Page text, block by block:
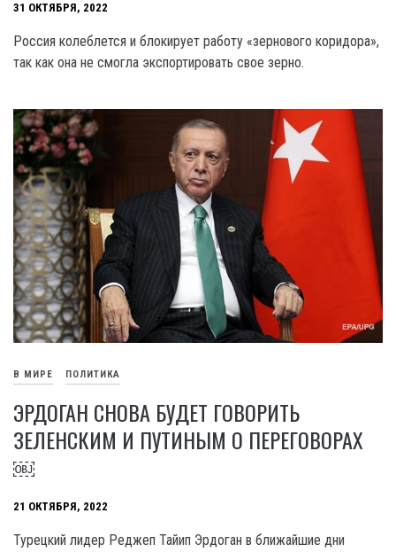
31 ОКТЯБРЯ, 2022
Россия колеблется и блокирует работу «зернового коридора»,
так как она не смогла экспортировать свое зерно.
В МИРЕ ПОЛИТИКА
ЭРДОГАН СНОВА БУДЕТ ГОВОРИТЬ
ЗЕЛЕНСКИМ И ПУТИНЫМ О ПЕРЕГОВОРАХ
￼
21 ОКТЯБРЯ, 2022
Турецкий лидер Реджеп Тайип Эрдоган в ближайшие дни